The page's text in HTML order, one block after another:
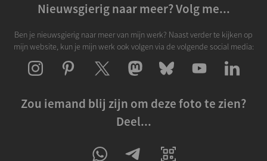
Nieuwsgierig naar meer? Volg me...
Ben je nieuwsgierig naar meer van mijn werk? Naast verder te kijken op
mijn website, kun je mijn werk ook volgen via de volgende social media:
Zou iemand blij zijn om deze foto te zien?
Deel...